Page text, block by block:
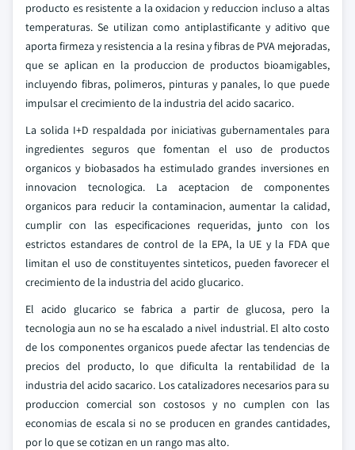
producto es resistente a la oxidacion y reduccion incluso a altas
temperaturas. Se utilizan como antiplastificante y aditivo que
aporta firmeza y resistencia a la resina y fibras de PVA mejoradas,
que se aplican en la produccion de productos bioamigables,
incluyendo fibras, polimeros, pinturas y panales, lo que puede
impulsar el crecimiento de la industria del acido sacarico.
La solida I+D respaldada por iniciativas gubernamentales para
ingredientes seguros que fomentan el uso de productos
organicos y biobasados ha estimulado grandes inversiones en
innovacion tecnologica. La aceptacion de componentes
organicos para reducir la contaminacion, aumentar la calidad,
cumplir con las especificaciones requeridas, junto con los
estrictos estandares de control de la EPA, la UE y la FDA que
limitan el uso de constituyentes sinteticos, pueden favorecer el
crecimiento de la industria del acido glucarico.
El acido glucarico se fabrica a partir de glucosa, pero la
tecnologia aun no se ha escalado a nivel industrial. El alto costo
de los componentes organicos puede afectar las tendencias de
precios del producto, lo que dificulta la rentabilidad de la
industria del acido sacarico. Los catalizadores necesarios para su
produccion comercial son costosos y no cumplen con las
economias de escala si no se producen en grandes cantidades,
por lo que se cotizan en un rango mas alto.